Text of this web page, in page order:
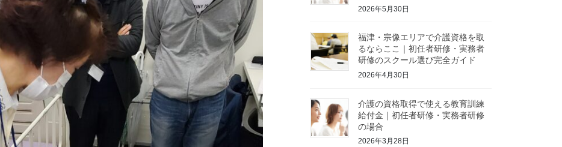
2026年5月30日
福津・宗像エリアで介護資格を取
るならここ｜初任者研修・実務者
研修のスクール選び完全ガイド
2026年4月30日
介護の資格取得で使える教育訓練
給付金｜初任者研修・実務者研修
の場合
2026年3月28日